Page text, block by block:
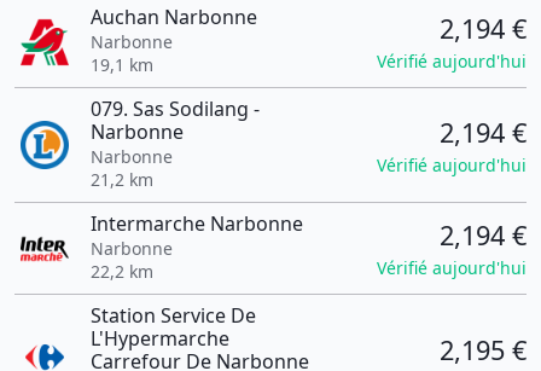
Auchan Narbonne
Narbonne
19,1 km
2,194 €
Vérifié aujourd'hui
079. Sas Sodilang -
Narbonne
Narbonne
21,2 km
2,194 €
Vérifié aujourd'hui
Intermarche Narbonne
Narbonne
22,2 km
2,194 €
Vérifié aujourd'hui
Station Service De
L'Hypermarche
Carrefour De Narbonne
2,195 €